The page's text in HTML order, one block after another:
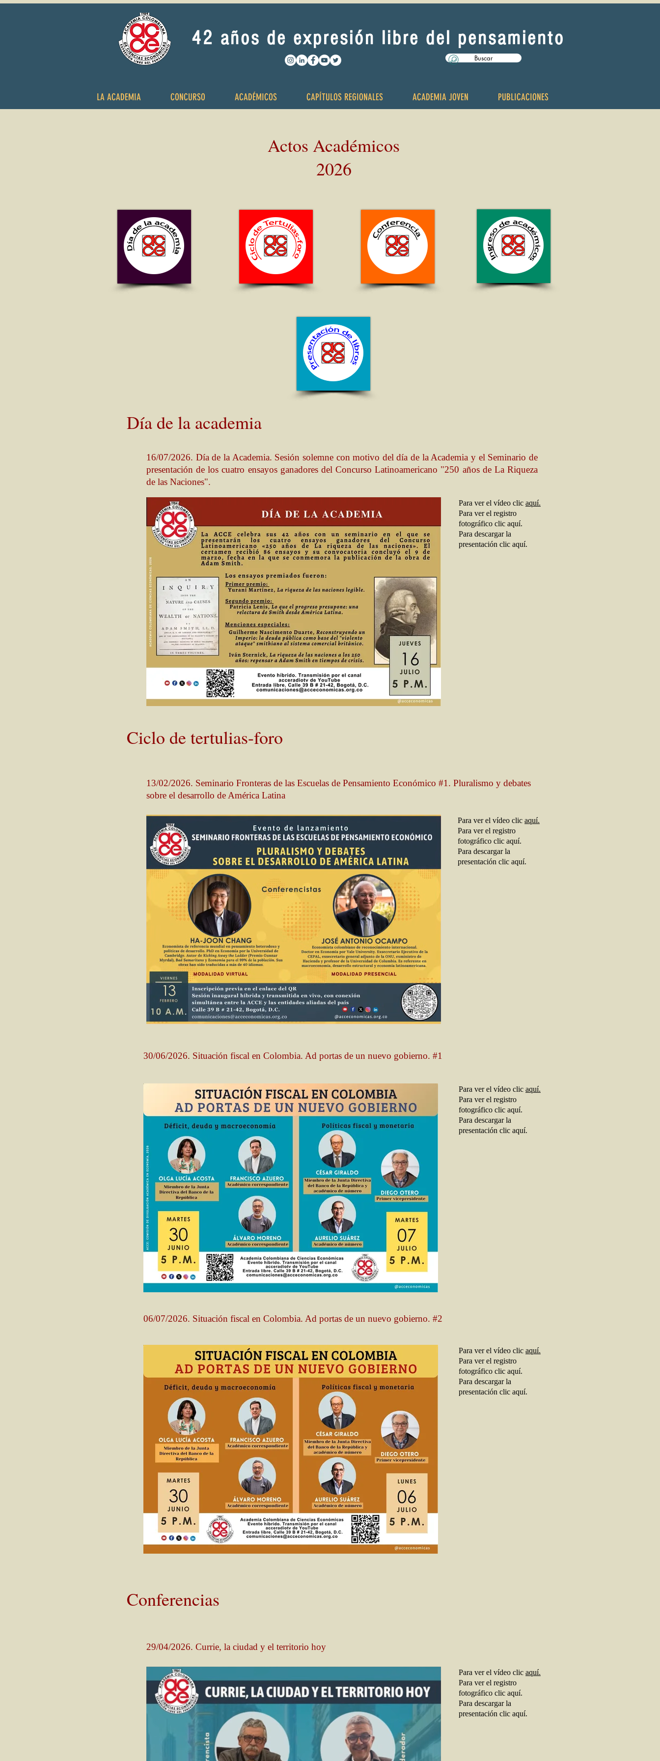
42 años de expresión libre del pensamiento
Buscar
LA ACADEMIA CONCURSO ACADÉMICOS CAPÍTULOS REGIONALES ACADEMIA JOVEN PUBLICACIONES
Actos Académicos
2026
Día de la academia
16/07/2026. Día de la Academia. Sesión solemne con motivo del día de la Academia y el Seminario de
presentación de los cuatro ensayos ganadores del Concurso Latinoamericano "250 años de La Riqueza
de las Naciones".
Para ver el vídeo clic aquí.
Para ver el registro
fotográfico clic aquí.
Para descargar la
presentación clic aquí.
Ciclo de tertulias-foro
13/02/2026. Seminario Fronteras de las Escuelas de Pensamiento Económico #1. Pluralismo y debates
sobre el desarrollo de América Latina
Para ver el vídeo clic aquí.
Para ver el registro
fotográfico clic aquí.
Para descargar la
presentación clic aquí.
30/06/2026. Situación fiscal en Colombia. Ad portas de un nuevo gobierno. #1
Para ver el vídeo clic aquí.
Para ver el registro
fotográfico clic aquí.
Para descargar la
presentación clic aquí.
06/07/2026. Situación fiscal en Colombia. Ad portas de un nuevo gobierno. #2
Para ver el vídeo clic aquí.
Para ver el registro
fotográfico clic aquí.
Para descargar la
presentación clic aquí.
Conferencias
29/04/2026. Currie, la ciudad y el territorio hoy
Para ver el vídeo clic aquí.
Para ver el registro
fotográfico clic aquí.
Para descargar la
presentación clic aquí.